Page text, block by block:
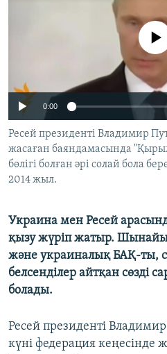
Басқа тілдерде
No media source
0:00
Ресей президенті Владимир
жасаған баяндамасында
бөлігі болған әрі солай бола
2014 жыл.
Украина мен Ресей
қызу жүріп жатыр. Шынайы
және украиналық БАҚ-ты,
белсенділер айтқан сөзді
болады.
Ресей президенті
күні федерация кеңесінде